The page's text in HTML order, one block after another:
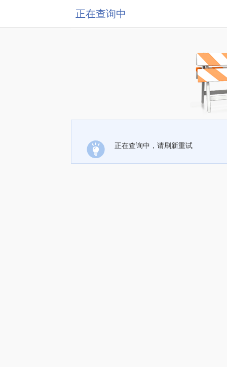
正在查询中
正在查询中，请刷新重试